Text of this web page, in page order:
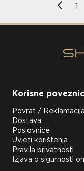
1
Korisne
Povrat / Reklamacija
Dostava
Poslovnice
Uvjeti korištenja
Pravila privatnosti
Izjava o sigurnosti